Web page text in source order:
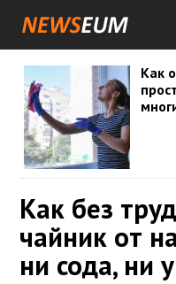
Как
Как без
чайник от
ни сода, ни